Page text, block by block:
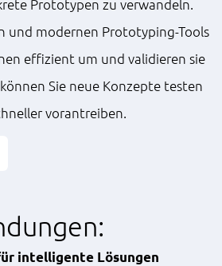
Prototypen zu verwandeln.
und modernen Prototyping-Tools
effizient um und validieren sie
Sie neue Konzepte testen
vorantreiben.
intelligente Lösungen